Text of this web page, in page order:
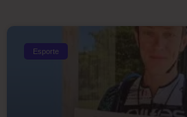
Esporte